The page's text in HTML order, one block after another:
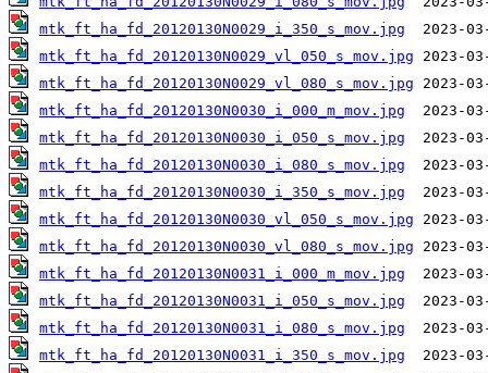
mtk_ft_ha_fd_20120130N0029_i_350_s_mov.jpg
mtk_ft_ha_fd_20120130N0029_vl_050_s_mov.jpg
mtk_ft_ha_fd_20120130N0029_vl_080_s_mov.jpg
mtk_ft_ha_fd_20120130N0030_i_000_m_mov.jpg
mtk_ft_ha_fd_20120130N0030_i_050_s_mov.jpg
mtk_ft_ha_fd_20120130N0030_i_080_s_mov.jpg
mtk_ft_ha_fd_20120130N0030_i_350_s_mov.jpg
mtk_ft_ha_fd_20120130N0030_vl_050_s_mov.jpg
mtk_ft_ha_fd_20120130N0030_vl_080_s_mov.jpg
mtk_ft_ha_fd_20120130N0031_i_000_m_mov.jpg
mtk_ft_ha_fd_20120130N0031_i_050_s_mov.jpg
mtk_ft_ha_fd_20120130N0031_i_080_s_mov.jpg
mtk_ft_ha_fd_20120130N0031_i_350_s_mov.jpg